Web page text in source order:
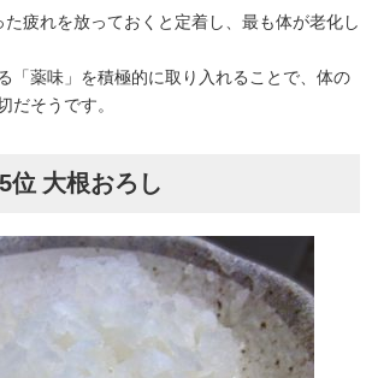
疲れを放っておくと定着し、最も体が老化し
「薬味」を積極的に取り入れることで、体の
だそうです。
位 大根おろし